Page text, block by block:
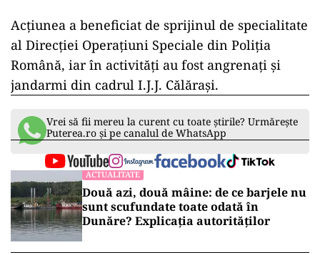
Acțiunea a beneficiat de sprijinul de specialitate
al Direcției Operațiuni Speciale din Poliția
Română, iar în activități au fost angrenați și
jandarmi din cadrul I.J.J. Călărași.
Vrei să fii mereu la curent cu toate știrile? Urmărește
Puterea.ro și pe canalul de WhatsApp
ACTUALITATE
Două azi, două mâine: de ce barjele nu
sunt scufundate toate odată în
Dunăre? Explicația autorităților